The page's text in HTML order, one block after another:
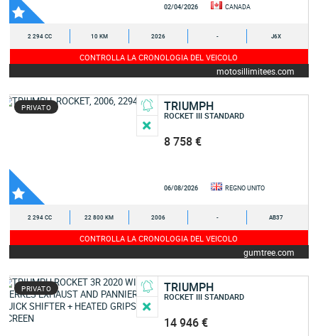
02/04/2026 CANADA
2 294 CC 10 KM 2026 - J6X
CONTROLLA LA CRONOLOGIA DEL VEICOLO
motosillimitees.com
PRIVATO TRIUMPH
ROCKET III STANDARD
8 758 €
06/08/2026 REGNO UNITO
2 294 CC 22 800 KM 2006 - AB37
CONTROLLA LA CRONOLOGIA DEL VEICOLO
gumtree.com
PRIVATO TRIUMPH
ROCKET III STANDARD
14 946 €